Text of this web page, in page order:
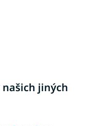
jiných